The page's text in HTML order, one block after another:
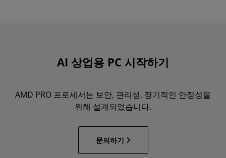
AI 상업용 PC 시작하기
AMD PRO 프로세서는 보안, 관리성, 장기적인 안정성을
위해 설계되었습니다.
문의하기